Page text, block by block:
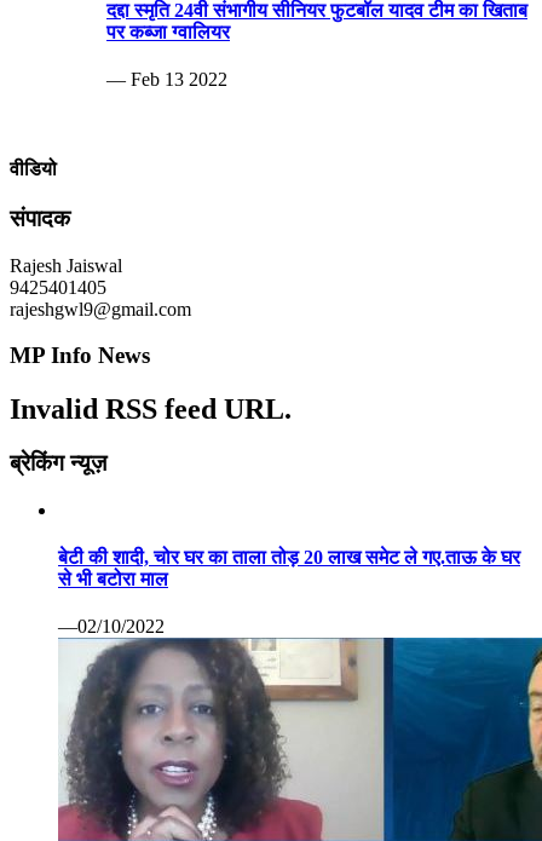
दद्दा स्मृति 24वी संभागीय सीनियर फुटबॉल यादव टीम का खिताब
पर कब्जा ग्वालियर
— Feb 13 2022
वीडियो
संपादक
Rajesh Jaiswal
9425401405
rajeshgwl9@gmail.com
MP Info News
Invalid RSS feed URL.
ब्रेकिंग न्यूज़
बेटी की शादी, चोर घर का ताला तोड़ 20 लाख समेट ले गए.ताऊ के घर
से भी बटोरा माल
—02/10/2022